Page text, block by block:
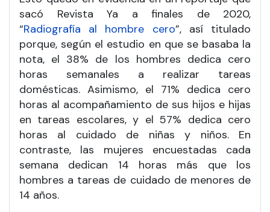
sacó Revista Ya a finales de 2020,
“Radiografía al hombre cero”, así titulado
porque, según el estudio en que se basaba la
nota, el 38% de los hombres dedica cero
horas semanales a realizar tareas
domésticas. Asimismo, el 71% dedica cero
horas al acompañamiento de sus hijos e hijas
en tareas escolares, y el 57% dedica cero
horas al cuidado de niñas y niños. En
contraste, las mujeres encuestadas cada
semana dedican 14 horas más que los
hombres a tareas de cuidado de menores de
14 años.